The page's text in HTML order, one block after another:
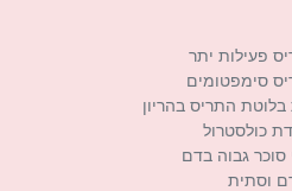
פעילות יתר
סימפטומים
התריס בהריון
כולסטרול
סוכר גבוה בדם
וסתית